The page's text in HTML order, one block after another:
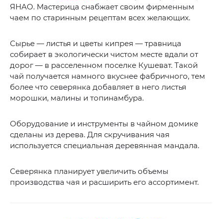
ЯНАО. Мастерица снабжает своим фирменным
чаем по старинным рецептам всех желающих.
Сырье — листья и цветы кипрея — травница
собирает в экологически чистом месте вдали от
дорог — в расселенном поселке Кушеват. Такой
чай получается намного вкуснее фабричного, тем
более что северянка добавляет в него листья
морошки, малины и топинамбура.
Оборудование и инструменты в чайном домике
сделаны из дерева. Для скручивания чая
используется специальная деревянная мандала.
Северянка планирует увеличить объемы
производства чая и расширить его ассортимент.